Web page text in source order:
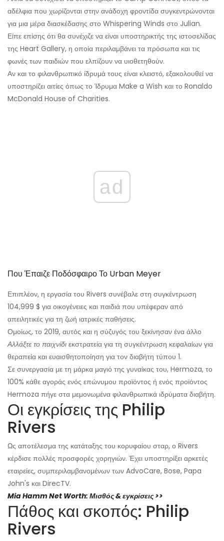
αδέλφια που χωρίζονται στην ανάδοχη φροντίδα συγκεντρώνονται
για μια μέρα διασκέδασης στο Whispering Winds στο Julian.
Είπε επίσης ότι θα συνέχιζε να είναι υποστηρικτής της ιστοσελίδας
της Heart Gallery, η οποία περιλαμβάνει τα πρόσωπα και τις
φωνές των παιδιών που ελπίζουν να υιοθετηθούν.
Αν και το φιλανθρωπικό ίδρυμά τους είναι κλειστό, εξακολουθεί να
υποστηρίζει αιτίες όπως το Ίδρυμα Make a Wish και το Ronaldo
McDonald House of Charities.
ad
Που Έπαιζε Ποδόσφαιρο Το Urban Meyer
Επιπλέον, η εργασία του Rivers συνέβαλε στη συγκέντρωση
104,999 $ για οικογένειες και παιδιά που υπέφεραν από
απειλητικές για τη ζωή ιατρικές παθήσεις.
Ομοίως, το 2019, αυτός και η σύζυγός του ξεκίνησαν ένα άλλο
Αλλάξτε το παιχνίδι εκστρατεία για τη συγκέντρωση κεφαλαίων για
θεραπεία και ευαισθητοποίηση για τον διαβήτη τύπου 1.
Σε συνεργασία με τη μάρκα μαγιό της γυναίκας του, Hermoza, το
100% κάθε αγοράς ενός επώνυμου προϊόντος ή ενός προϊόντος
Hermoza πήγε στα μεμονωμένα φιλανθρωπικά ιδρύματα διαβήτη.
Οι εγκρίσεις της Philip
Rivers
Ως αποτέλεσμα της κατάταξης του κορυφαίου σταρ, ο Rivers
κέρδισε πολλές προσφορές χορηγιών. Έχει υποστηρίξει αρκετές
εταιρείες, συμπεριλαμβανομένων των AdvoCare, Bose, Papa
John's και DirecTV.
Mia Hamm Net Worth: Μισθός & εγκρίσεις >>
Πάθος και σκοπός: Philip
Rivers